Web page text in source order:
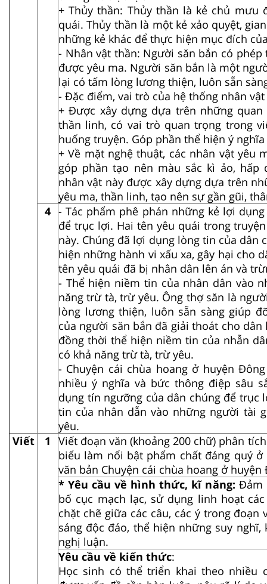
+ Thủy thần: Thủy thần là kẻ chủ mưu
quái. Thủy thần là một kẻ xảo quyệt,
những kẻ khác để thực hiện mục đích
- Nhân vật thần: Người săn bắn có
được yêu ma. Người săn bắn là một
lại có tấm lòng lương thiện, luôn sẵn
- Đặc điểm, vai trò của hệ thống nhân
+ Được xây dựng dựa trên những
thần linh, có vai trò quan trọng trong
huống truyện. Góp phần thể hiện ý
+ Về mặt nghệ thuật, các nhân vật yêu
góp phần tạo nên màu sắc kì ảo, hấp
nhân vật này được xây dựng dựa trên
yêu ma, thần linh, tạo nên sự gần gũi,
4 - Tác phẩm phê phán những kẻ lợi
để trục lợi. Hai tên yêu quái trong
này. Chúng đã lợi dụng lòng tin của dân
hiện những hành vi xấu xa, gây hại cho
tên yêu quái đã bị nhân dân lên án và
- Thể hiện niềm tin của nhân dân vào
năng trừ tà, trừ yêu. Ông thợ săn là
lòng lương thiện, luôn sẵn sàng giúp
của người săn bắn đã giải thoát cho
đồng thời thể hiện niềm tin của nhẫn
có khả năng trừ tà, trừ yêu.
- Chuyện cái chùa hoang ở huyện
nhiều ý nghĩa và bức thông điệp sâu
dụng tín ngưỡng của dân chúng để trục
tin của nhân dẫn vào những người tài
yêu.
Viết
1
Viết đoạn văn (khoảng 200 chữ) phân
biểu làm nổi bật phẩm chất đáng quý ở
văn bản Chuyện cái chùa hoang ở huyện
* Yêu cầu về hình thức, kĩ năng: Đảm
bố cục mạch lạc, sử dụng linh hoạt
chặt chẽ giữa các câu, các ý trong đoạn
sáng độc đáo, thể hiện những suy
nghị luận.
Yêu cầu về kiến thức:
Học sinh có thể triển khai theo nhiều